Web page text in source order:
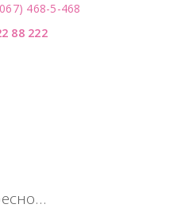
468-5-468
88 222